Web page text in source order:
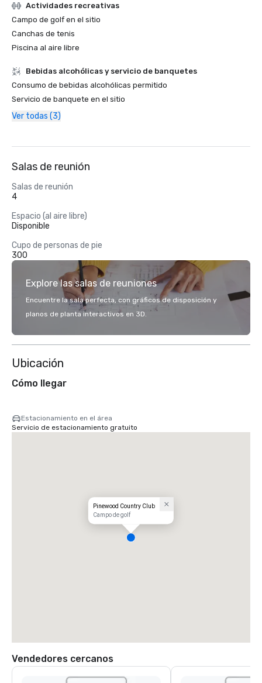
Actividades recreativas
Campo de golf en el sitio
Canchas de tenis
Piscina al aire libre
Bebidas alcohólicas y servicio de banquetes
Consumo de bebidas alcohólicas permitido
Servicio de banquete en el sitio
Ver todas (3)
Salas de reunión
Salas de reunión
4
Espacio (al aire libre)
Disponible
Cupo de personas de pie
300
Explore las salas de reuniones
Encuentre la sala perfecta, con gráficos de disposición y
planos de planta interactivos en 3D.
Ubicación
Cómo llegar
Estacionamiento en el área
Servicio de estacionamiento gratuito
Pinewood Country Club
Campo de golf
Vendedores cercanos